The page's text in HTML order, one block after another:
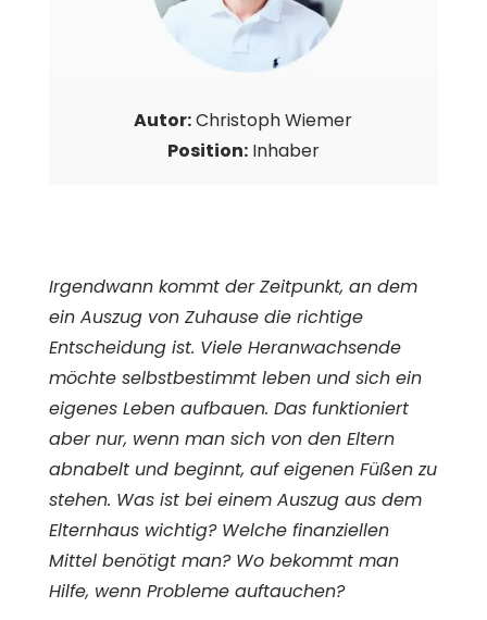
Autor:Christoph Wiemer
Position:Inhaber
Irgendwann kommt der Zeitpunkt, an dem
ein Auszug von Zuhause die richtige
Entscheidung ist. Viele Heranwachsende
möchte selbstbestimmt leben und sich ein
eigenes Leben aufbauen. Das funktioniert
aber nur, wenn man sich von den Eltern
abnabelt und beginnt, auf eigenen Füßen zu
stehen. Was ist bei einem Auszug aus dem
Elternhaus wichtig? Welche finanziellen
Mittel benötigt man? Wo bekommt man
Hilfe, wenn Probleme auftauchen?